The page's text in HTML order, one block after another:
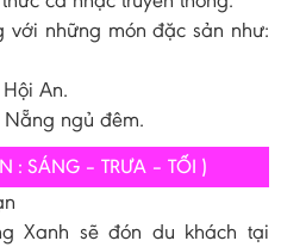
với những món đặc sản như:
An.
ngủ đêm.
: SÁNG – TRƯA – TỐI )
Xanh sẽ đón du khách tại